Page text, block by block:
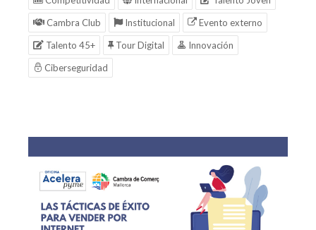
Cambra Club
Institucional
Evento externo
Talento 45+
Tour Digital
Innovación
Ciberseguridad